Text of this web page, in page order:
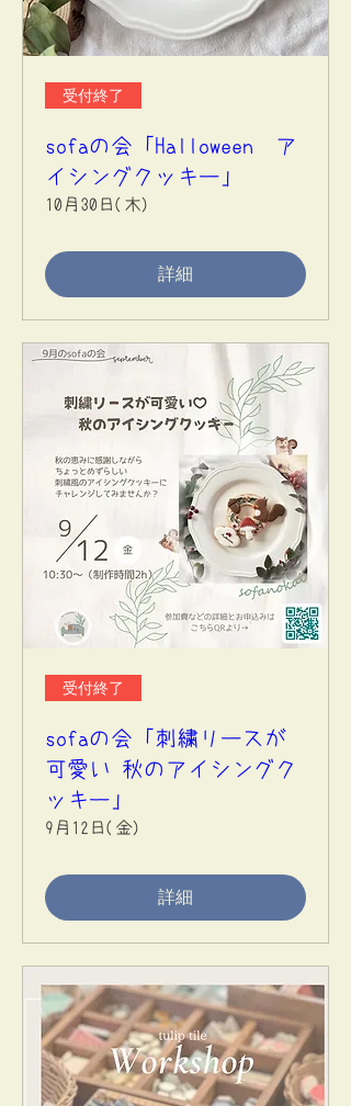
受付終了
sofaの会「Halloween ア
イシングクッキー」
10月30日(木)
詳細
受付終了
sofaの会「刺繍リースが
可愛い♡秋のアイシングク
ッキー」
9月12日(金)
詳細